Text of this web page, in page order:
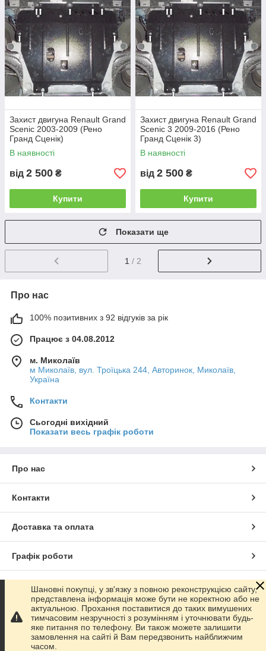
Захист двигуна Renault Grand
Scenic 2003-2009 (Рено
Гранд Сценік)
В наявності
від 2 500 ₴
Купити
Захист двигуна Renault Grand
Scenic 3 2009-2016 (Рено
Гранд Сценік 3)
В наявності
від 2 500 ₴
Купити
Показати ще
1 / 2
Про нас
100% позитивних з 92 відгуків за рік
Працює з 04.08.2012
м. Миколаїв
м Миколаїв, вул. Троїцька 244, Авторинок, Миколаїв,
Україна
Контакти
Сьогодні вихідний
Показати весь графік роботи
Про нас
Контакти
Доставка та оплата
Графік роботи
Повна версія сайту
Сайт створено на маркетплейсіProm.ua
Політика конфіденційності
Шановні покупці, у зв'язку з повною реконструкцією сайту,
представлена інформація може бути не коректною або не
актуальною. Прохання поставитися до таких вимушених
тимчасовим незручності з розумінням і уточнювати будь-
яке питання по телефону. Ви також можете залишити
замовлення на сайті й Вам передзвонить найближчим
часом.